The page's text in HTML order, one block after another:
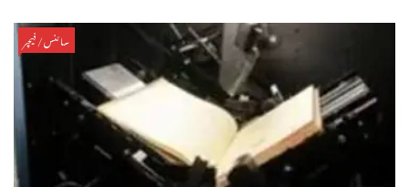
سائنس/فیچر